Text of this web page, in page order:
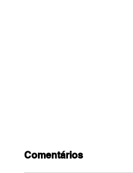
Comentários